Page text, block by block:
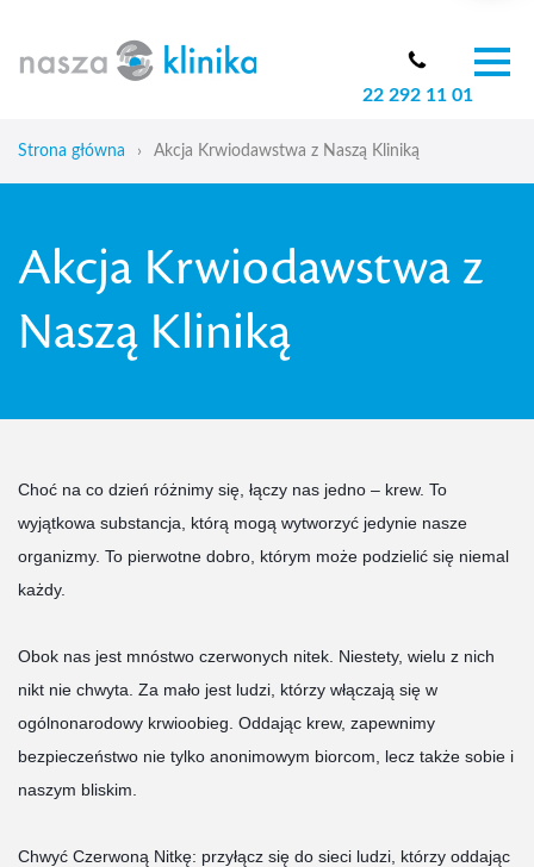
Zespół
Aktualności
Blog
22 292 11 01
Strona główna › Akcja Krwiodawstwa z Naszą Kliniką
Akcja Krwiodawstwa z
Naszą Kliniką
Choć na co dzień różnimy się, łączy nas jedno – krew. To
wyjątkowa substancja, którą mogą wytworzyć jedynie nasze
organizmy. To pierwotne dobro, którym może podzielić się niemal
każdy.
Obok nas jest mnóstwo czerwonych nitek. Niestety, wielu z nich
nikt nie chwyta. Za mało jest ludzi, którzy włączają się w
ogólnonarodowy krwioobieg. Oddając krew, zapewnimy
bezpieczeństwo nie tylko anonimowym biorcom, lecz także sobie i
naszym bliskim.
Chwyć Czerwoną Nitkę: przyłącz się do sieci ludzi, którzy oddając